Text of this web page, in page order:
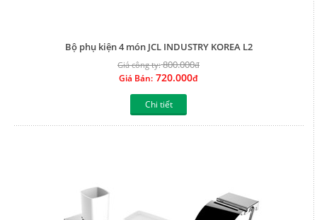
Bộ phụ kiện 4 món JCL INDUSTRY KOREA L2
Giá công ty:800.000đ
Giá Bán: 720.000đ
Chi tiết